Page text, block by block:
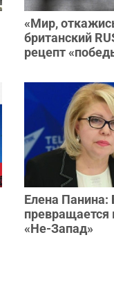
«Мир,
британский
рецепт
Елена
превращается
«Не-Запад»